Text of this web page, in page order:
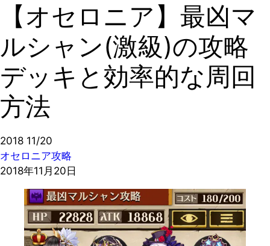
【オセロニア】最凶マ
ルシャン(激級)の攻略
デッキと効率的な周回
方法
2018 11/20
オセロニア攻略
2018年11月20日